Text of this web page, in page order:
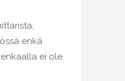
enkä
ei ole